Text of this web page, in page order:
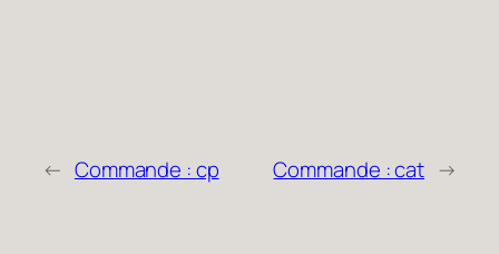
← Commande : cp Commande : cat →